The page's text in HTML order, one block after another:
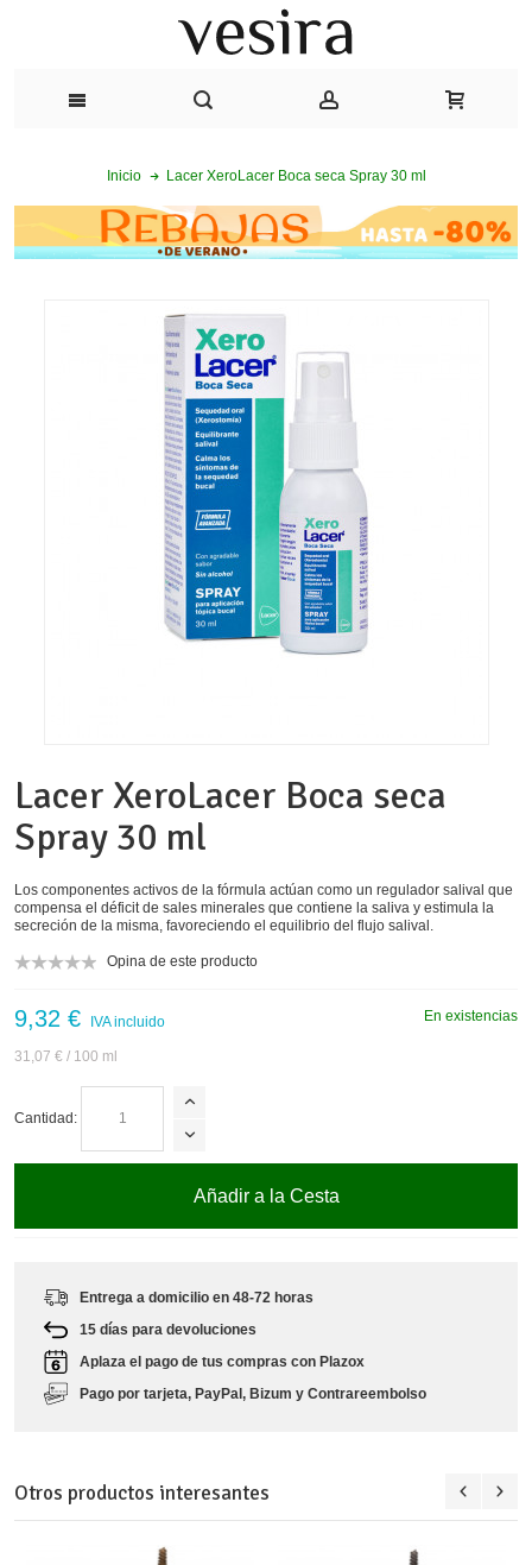
Inicio Lacer XeroLacer Boca seca Spray 30 ml
Lacer XeroLacer Boca seca
Spray 30 ml
Los componentes activos de la fórmula actúan como un regulador salival que
compensa el déficit de sales minerales que contiene la saliva y estimula la
secreción de la misma, favoreciendo el equilibrio del flujo salival.
Opina de este producto
En existencias
9,32 € IVA incluido
31,07 € / 100 ml
Cantidad:
Añadir a la Cesta
Entrega a domicilio en 48-72 horas
15 días para devoluciones
Aplaza el pago de tus compras con Plazox
Pago por tarjeta, PayPal, Bizum y Contrareembolso
Otros productos interesantes